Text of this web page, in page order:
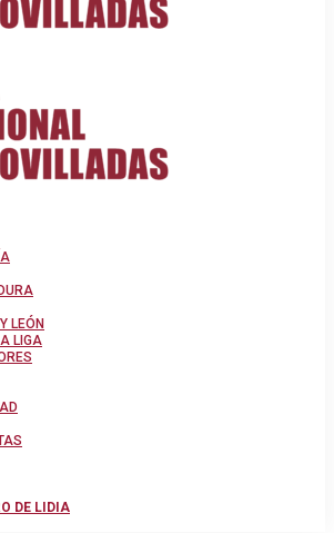
LEÓN
LIGA
DE LIDIA